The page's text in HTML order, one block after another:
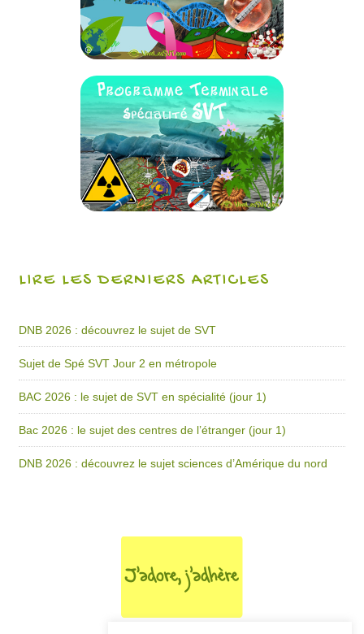
LIRE LES DERNIERS ARTICLES
DNB 2026 : découvrez le sujet de SVT
Sujet de Spé SVT Jour 2 en métropole
BAC 2026 : le sujet de SVT en spécialité (jour 1)
Bac 2026 : le sujet des centres de l’étranger (jour 1)
DNB 2026 : découvrez le sujet sciences d’Amérique du nord